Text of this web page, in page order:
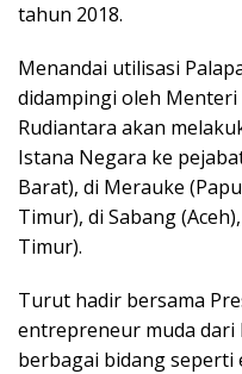
tahun 2018.
Menandai utilisasi
didampingi oleh
Rudiantara akan
Istana Negara ke
Barat), di Merauke
Timur), di Sabang
Timur).
Turut hadir bersama
entrepreneur muda dari
berbagai bidang seperti